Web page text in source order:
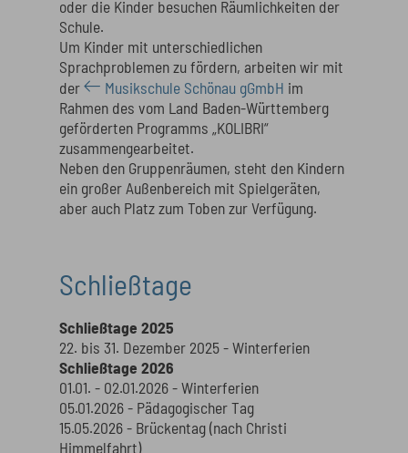
oder die Kinder besuchen Räumlichkeiten der
Schule.
Um Kinder mit unterschiedlichen
Sprachproblemen zu fördern, arbeiten wir mit
der
Musikschule Schönau gGmbH im
Rahmen des vom Land Baden-Württemberg
geförderten Programms „KOLIBRI“
zusammengearbeitet.
Neben den Gruppenräumen, steht den Kindern
ein großer Außenbereich mit Spielgeräten,
aber auch Platz zum Toben zur Verfügung.
Schließtage
Schließtage 2025
22. bis 31. Dezember 2025 - Winterferien
Schließtage 2026
01.01. - 02.01.2026 - Winterferien
05.01.2026 - Pädagogischer Tag
15.05.2026 - Brückentag (nach Christi
Himmelfahrt)